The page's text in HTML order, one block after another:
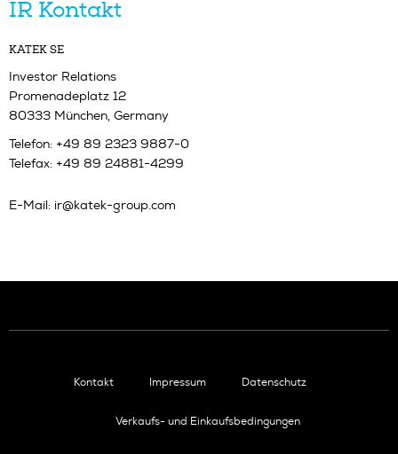
IR Kontakt
KATEK SE
Investor Relations
Promenadeplatz 12
80333 München, Germany
Telefon: +49 89 2323 9887-0
Telefax: +49 89 24881-4299
E-Mail: ir@katek-group.com
Kontakt Impressum Datenschutz
Verkaufs- und Einkaufsbedingungen